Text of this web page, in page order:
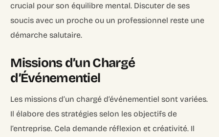
crucial pour son équilibre mental. Discuter de ses
soucis avec un proche ou un professionnel reste une
démarche salutaire.
Missions d’un Chargé
d’Événementiel
Les missions d’un chargé d’événementiel sont variées.
Il élabore des stratégies selon les objectifs de
l’entreprise. Cela demande réflexion et créativité. Il